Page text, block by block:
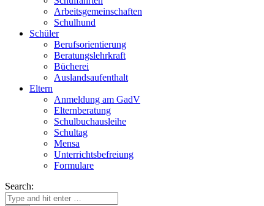
Arbeitsgemeinschaften
Schulhund
Schüler
Berufsorientierung
Beratungslehrkraft
Bücherei
Auslandsaufenthalt
Eltern
Anmeldung am GadV
Elternberatung
Schulbuchausleihe
Schultag
Mensa
Unterrichtsbefreiung
Formulare
Search: